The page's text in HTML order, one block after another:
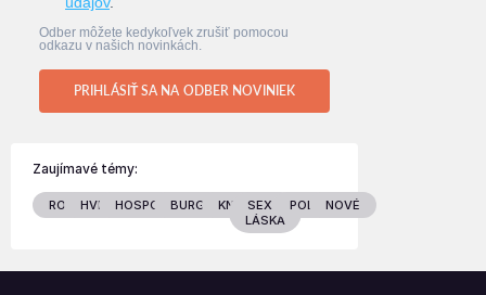
Odber môžete kedykoľvek zrušiť pomocou
odkazu v našich novinkách.
PRIHLÁSIŤ SA NA ODBER NOVINIEK
Zaujímavé témy:
RODINAHVIEZDYHOSPODÁRSTVO
BURGENLAND
KNIHYSEX &
LÁSKA
POLITIKA
NOVÉ